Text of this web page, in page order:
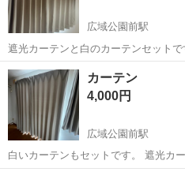
広域公園前駅
遮光カーテンと白のカーテンセットで
す。
広島 広島市
カーテン
カーテン
4,000円
広域公園前駅
白いカーテンもセットです。 遮光カ